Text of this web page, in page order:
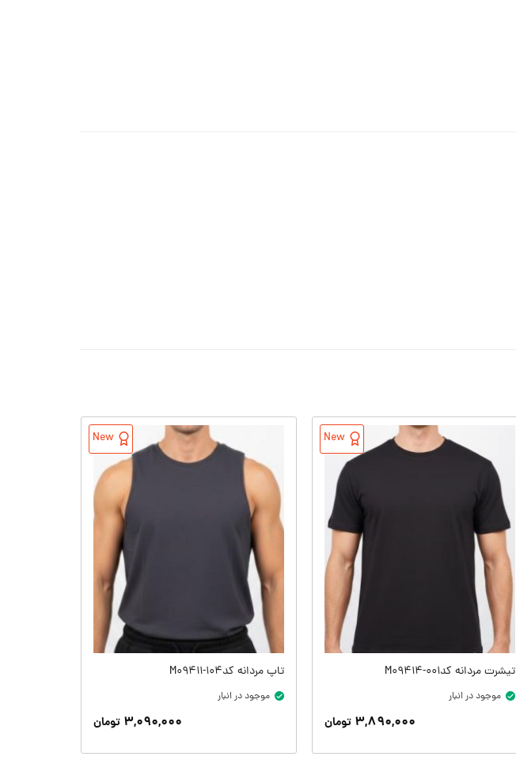
New
تیشرت مردانه کدM09414-001
موجود در انبار
۳,۸۹۰,۰۰۰ تومان
New
تاپ مردانه کدM09411-104
موجود در انبار
۳,۰۹۰,۰۰۰ تومان